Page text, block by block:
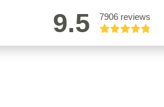
9.5 7906 reviews